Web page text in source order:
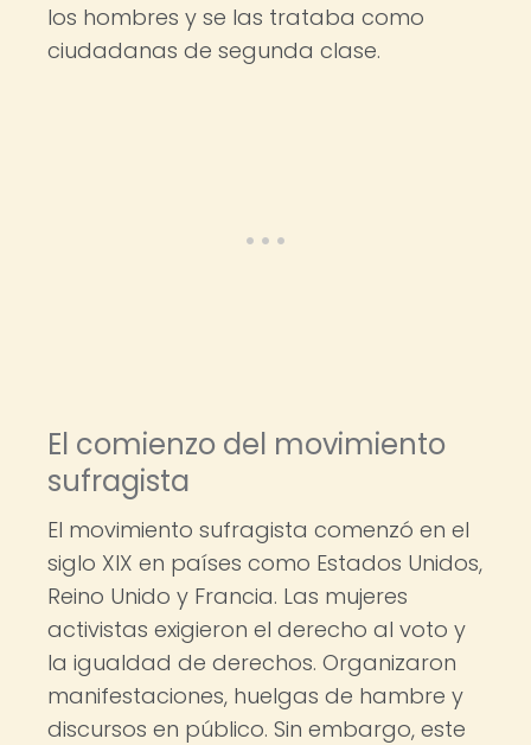
los hombres y se las trataba como
ciudadanas de segunda clase.
El comienzo del movimiento
sufragista
El movimiento sufragista comenzó en el
siglo XIX en países como Estados Unidos,
Reino Unido y Francia. Las mujeres
activistas exigieron el derecho al voto y
la igualdad de derechos. Organizaron
manifestaciones, huelgas de hambre y
discursos en público. Sin embargo, este